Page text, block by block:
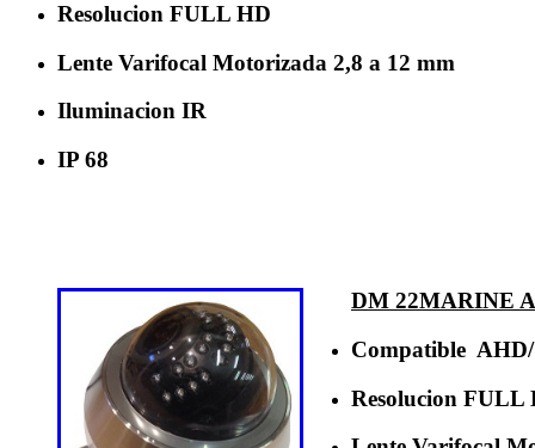
Resolucion FULL HD
Lente Varifocal Motorizada 2,8 a 12 mm
Iluminacion IR
IP 68
DM 22MARINE
Compatible
Resolucion FULL